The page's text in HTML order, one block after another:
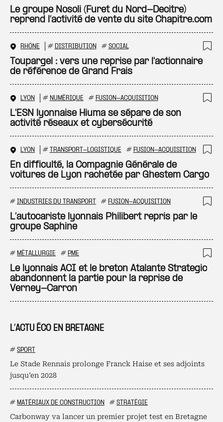
L’ACTU ÉCO EN BRETAGNE
# SPORT
Le Stade Rennais prolonge Franck Haise et ses adjoints
jusqu’en 2028
# MATÉRIAUX DE CONSTRUCTION # STRATÉGIE
Carbonway va lancer un premier projet test en Bretagne
Le groupe Nosoli (Furet du Nord-Decitre)
reprend l’activité de vente du site Chapitre.com
RHÔNE # DISTRIBUTION # SOCIAL
Toupargel : vers une reprise par l'actionnaire
de référence de Grand Frais
LYON # NUMÉRIQUE # FUSION-ACQUISITION
L'ESN lyonnaise Hiuma se sépare de son
activité réseaux et cybersécurité
LYON # TRANSPORT-LOGISTIQUE # FUSION-ACQUISITION
En difficulté, la Compagnie Générale de
voitures de Lyon rachetée par Ghestem Cargo
# INDUSTRIES DU TRANSPORT # FUSION-ACQUISITION
L’autocariste lyonnais Philibert repris par le
groupe Saphine
# MÉTALLURGIE # PME
Le lyonnais ACI et le breton Atalante Strategic
abandonnent la partie pour la reprise de
Verney-Carron